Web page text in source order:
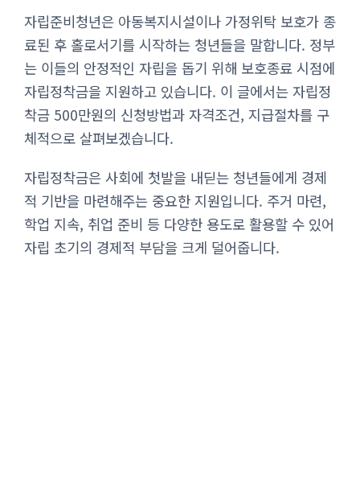
자립준비청년은 아동복지시설이나 가정위탁 보호가 종
료된 후 홀로서기를 시작하는 청년들을 말합니다. 정부
는 이들의 안정적인 자립을 돕기 위해 보호종료 시점에
자립정착금을 지원하고 있습니다. 이 글에서는 자립정
착금 500만원의 신청방법과 자격조건, 지급절차를 구
체적으로 살펴보겠습니다.
자립정착금은 사회에 첫발을 내딛는 청년들에게 경제
적 기반을 마련해주는 중요한 지원입니다. 주거 마련,
학업 지속, 취업 준비 등 다양한 용도로 활용할 수 있어
자립 초기의 경제적 부담을 크게 덜어줍니다.